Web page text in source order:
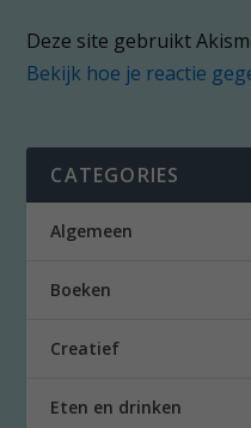
Deze site gebruikt
Bekijk hoe je reactie
CATEGORIES
Algemeen
Boeken
Creatief
Eten en drinken